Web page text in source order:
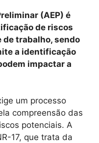
(AEP) é
de riscos
trabalho, sendo
a identificação
impactar a
um processo
compreensão das
potenciais. A
17, que trata da